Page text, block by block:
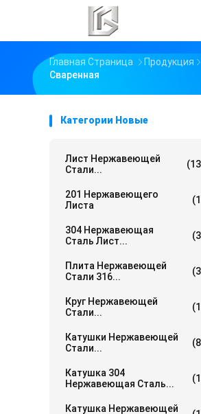
Главная Страница Продукция
Сваренная
Категории Новые
Лист Нержавеющей
Стали...
201 Нержавеющего
Листа
304 Нержавеющая
Сталь Лист...
Плита Нержавеющей
Стали 316...
Круг Нержавеющей
Стали...
Катушки Нержавеющей
Стали...
Катушка 304
Нержавеющая Сталь...
Катушка Нержавеющей